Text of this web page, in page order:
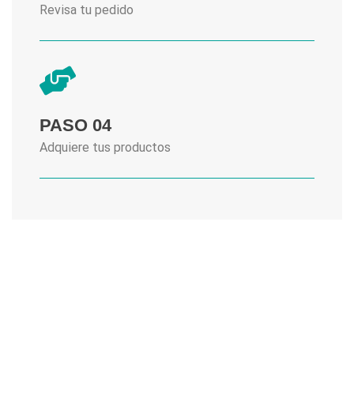
Revisa tu pedido
PASO 04
Adquiere tus productos